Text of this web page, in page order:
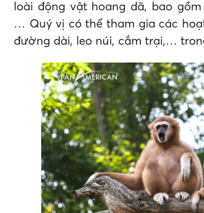
loài động vật hoang dã, bao
… Quý vị có thể tham gia các
đường dài, leo núi, cắm trại,…